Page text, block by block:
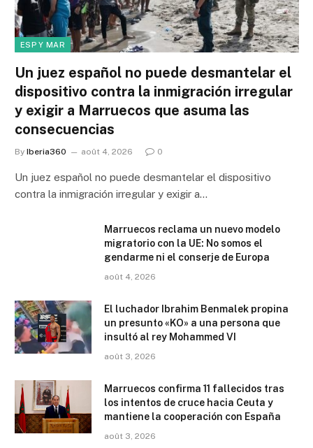
ESP Y MAR
Un juez español no puede desmantelar el
dispositivo contra la inmigración irregular
y exigir a Marruecos que asuma las
consecuencias
By Iberia360 août 4, 2026 0
Un juez español no puede desmantelar el dispositivo
contra la inmigración irregular y exigir a…
Marruecos reclama un nuevo modelo
migratorio con la UE: No somos el
gendarme ni el conserje de Europa
août 4, 2026
El luchador Ibrahim Benmalek propina
un presunto «KO» a una persona que
insultó al rey Mohammed VI
août 3, 2026
Marruecos confirma 11 fallecidos tras
los intentos de cruce hacia Ceuta y
mantiene la cooperación con España
août 3, 2026